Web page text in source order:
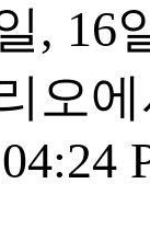
, 16
오